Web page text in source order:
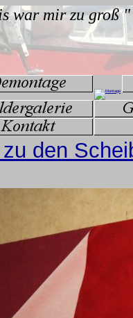
den